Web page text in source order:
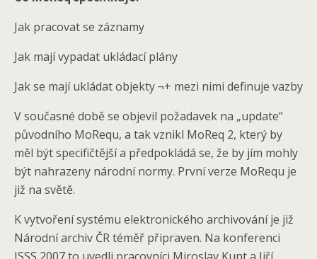
Jak pracovat se záznamy
Jak mají vypadat ukládací plány
Jak se mají ukládat objekty ¬+ mezi nimi definuje vazby
V současné době se objevil požadavek na „update“
původního MoRequ, a tak vznikl MoReq 2, který by
měl být specifičtější a předpokládá se, že by jím mohly
být nahrazeny národní normy. První verze MoRequ je
již na světě.
K vytvoření systému elektronického archivování je již
Národní archiv ČR téměř připraven. Na konferenci